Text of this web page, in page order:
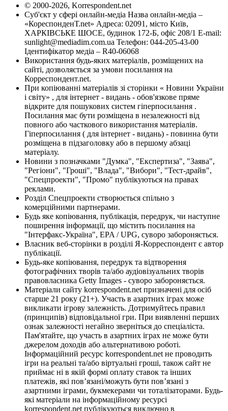
© 2000-2026, Korrespondent.net
Суб'єкт у сфері онлайн-медіа Назва онлайн-медіа –
«КореспонденТ.net» Адреса: 02091, місто Київ,
ХАРКІВСЬКЕ ШОСЕ, будинок 172-Б, офіс 208/1 E-mail:
sunlight@mediadim.com.ua Телефон: 044-205-43-00
Ідентифікатор медіа – R40-06068
Використання будь-яких матеріалів, розміщених на
сайті, дозволяється за умови посилання на
Корреспондент.net.
При копіюванні матеріалів зі сторінки « Новини України
і світу» , для інтернет - видань - обов'язкове пряме
відкрите для пошукових систем гіперпосилання .
Посилання має бути розміщена в незалежності від
повного або часткового використання матеріалів.
Гіперпосилання ( для інтернет - видань) - повинна бути
розміщена в підзаголовку або в першому абзаці
матеріалу.
Новини з позначками "Думка", "Експертиза", "Заява",
"Регіони", "Гроші", "Влада", "Вибори", "Тест-драйв",
"Спецпроекти", "Промо" публікуються на правах
реклами.
Розділ Спецпроекти створюється спільно з
комерційними партнерами.
Будь яке копіювання, публікація, передрук, чи наступне
поширення інформації, що містить посилання на
"Інтерфакс-Україна", EPA / UPG, суворо забороняється.
Власник веб-сторінки в розділі Я-Корреспондент є автор
публікації.
Будь-яке копіювання, передрук та відтворення
фотографічних творів та/або аудіовізуальних творів
правовласника Getty Images - суворо забороняється.
Матеріали сайту korrespondent.net призначені для осіб
старше 21 року (21+). Участь в азартних іграх може
викликати ігрову залежність. Дотримуйтесь правил
(принципів) відповідальної гри. При виявленні перших
ознак залежності негайно зверніться до спеціаліста.
Пам'ятайте, що участь в азартних іграх не може бути
джерелом доходів або альтернативою роботі.
Інформаційний ресурс korrespondent.net не проводить
ігри на реальні та/або віртуальні гроші, також сайт не
приймає ні в якій формі оплату ставок та інших
платежів, які пов’язані/можуть бути пов’язані з
азартними іграми, букмекерами чи тоталізаторами. Будь-
які матеріали на інформаційному ресурсі
korrespondent.net публікуються виключно в